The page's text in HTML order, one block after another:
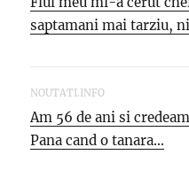
saptamani mai tarziu,
NOUTATI.INFO
Am 56 de ani si
Pana cand o tanara...